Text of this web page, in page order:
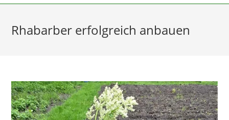
Rhabarber erfolgreich anbauen